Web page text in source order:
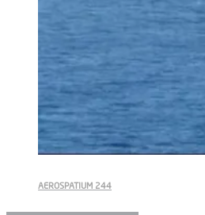
AEROSPATIUM 244